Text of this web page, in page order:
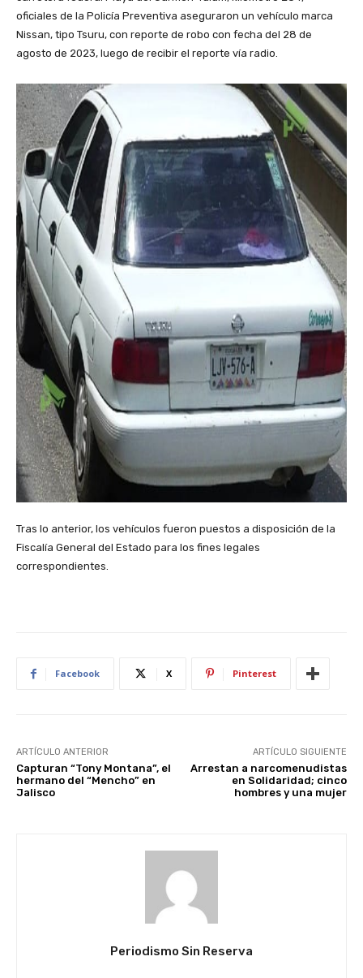
oficiales de la Policía Preventiva aseguraron un vehículo marca
Nissan, tipo Tsuru, con reporte de robo con fecha del 28 de
agosto de 2023, luego de recibir el reporte vía radio.
Tras lo anterior, los vehículos fueron puestos a disposición de la
Fiscalía General del Estado para los fines legales
correspondientes.
Facebook X Pinterest
ARTÍCULO ANTERIOR
Capturan “Tony Montana”, el
hermano del “Mencho” en
Jalisco
ARTÍCULO SIGUIENTE
Arrestan a narcomenudistas
en Solidaridad; cinco
hombres y una mujer
Periodismo Sin Reserva